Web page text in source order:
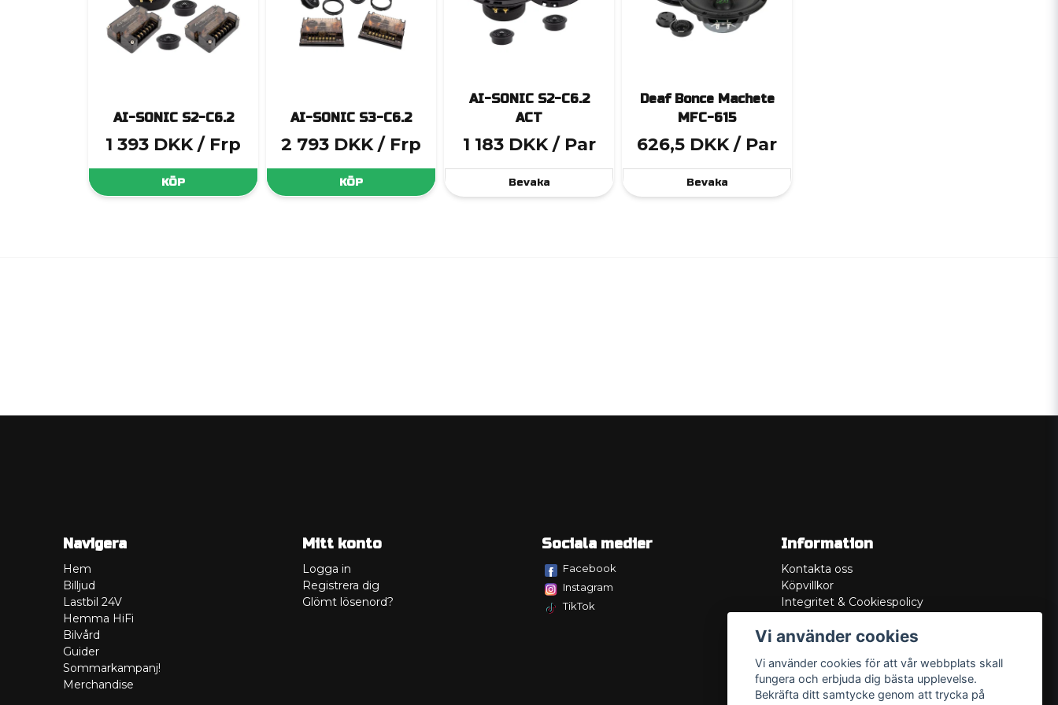
AI-SONIC S2-C6.2
1 393 DKK / Frp
KÖP
AI-SONIC S3-C6.2
2 793 DKK / Frp
KÖP
AI-SONIC S2-C6.2
ACT
1 183 DKK / Par
Bevaka
Deaf Bonce Machete
MFC-615
626,5 DKK / Par
Bevaka
Navigera
Hem
Billjud
Lastbil 24V
Hemma HiFi
Bilvård
Guider
Sommarkampanj!
Merchandise
Mitt konto
Logga in
Registrera dig
Glömt lösenord?
Sociala medier
Facebook
Instagram
TikTok
Information
Kontakta oss
Köpvillkor
Integritet & Cookiespolicy
Service/Garanti
Lådritning
Om oss
Vi använder cookies
Vi använder cookies för att vår webbplats skall
fungera och erbjuda dig bästa upplevelse.
Bekräfta ditt samtycke genom att trycka på